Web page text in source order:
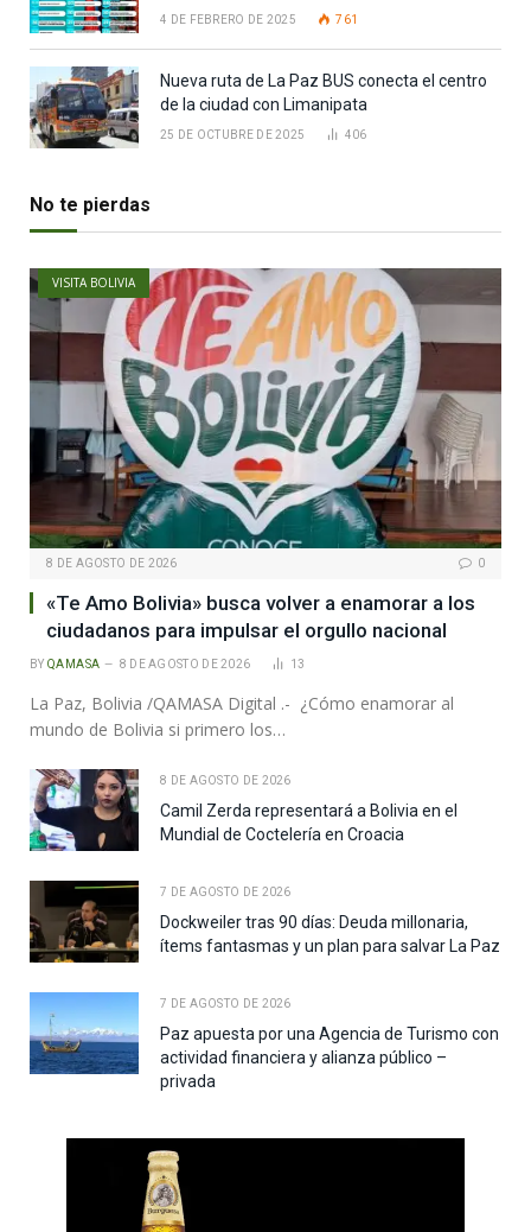
4 DE FEBRERO DE 2025 761
Nueva ruta de La Paz BUS conecta el centro
de la ciudad con Limanipata
25 DE OCTUBRE DE 2025 406
No te pierdas
VISITA BOLIVIA
8 DE AGOSTO DE 2026 0
«Te Amo Bolivia» busca volver a enamorar a los
ciudadanos para impulsar el orgullo nacional
BY QAMASA 8 DE AGOSTO DE 2026 13
La Paz, Bolivia /QAMASA Digital .- ¿Cómo enamorar al
mundo de Bolivia si primero los…
8 DE AGOSTO DE 2026
Camil Zerda representará a Bolivia en el
Mundial de Coctelería en Croacia
7 DE AGOSTO DE 2026
Dockweiler tras 90 días: Deuda millonaria,
ítems fantasmas y un plan para salvar La Paz
7 DE AGOSTO DE 2026
Paz apuesta por una Agencia de Turismo con
actividad financiera y alianza público –
privada